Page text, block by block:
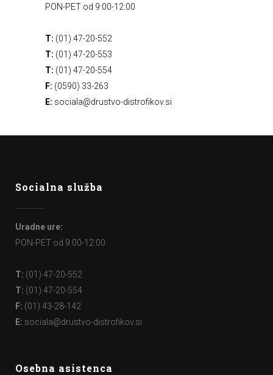
PON-PET od 9:00-12:00
T: (01) 47-20-552
T: (01) 47-20-553
T: (01) 47-20-554
F: (0590) 33-263
E: sociala@drustvo-distrofikov.si
Socialna služba
Uradne ure:
PON-PET od 9:00-12:00
T: (01) 47-20-552
T: (01) 47-20-554
F: (01) 43-28-142
E: sociala@drustvo-distrofikov.si
Osebna asistenca